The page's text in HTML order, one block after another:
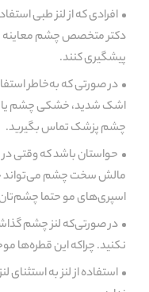
افرادی که از لنز طبی
دکتر متخصص چشم معاینه
پیشگیری کنند.
در صورتی که به‌خاطر
اشک شدید، خشکی چشم یا
چشم پزشک تماس بگیرید.
حواستان باشد که وقتی
مالش سخت چشم می‌تواند
اسپری‌های مو حتما چشم‌تان
در صورتی‌که لنز چشم
نکنید. چراکه این قطره‌ها
استفاده از لنز به